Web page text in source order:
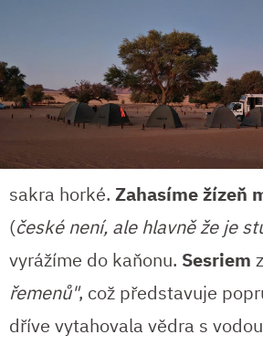
sakra horké. Zahasíme žízeň
(české není, ale hlavně že je
vyrážíme do kaňonu. Sesriem
řemenů", což představuje
dříve vytahovala vědra s